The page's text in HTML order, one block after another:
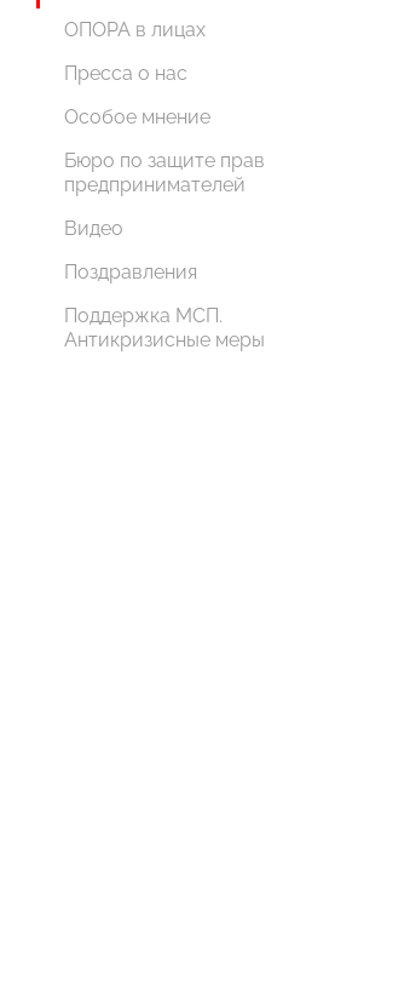
ОПОРА в лицах
Пресса о нас
Особое мнение
Бюро по защите прав
предпринимателей
Видео
Поздравления
Поддержка МСП.
Антикризисные меры